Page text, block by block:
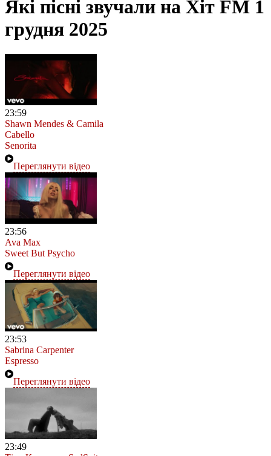
Які пісні звучали на Хіт FM 1
грудня 2025
23:59
Shawn Mendes & Camila
Cabello
Senorita
Переглянути відео
23:56
Ava Max
Sweet But Psycho
Переглянути відео
23:53
Sabrina Carpenter
Espresso
Переглянути відео
23:49